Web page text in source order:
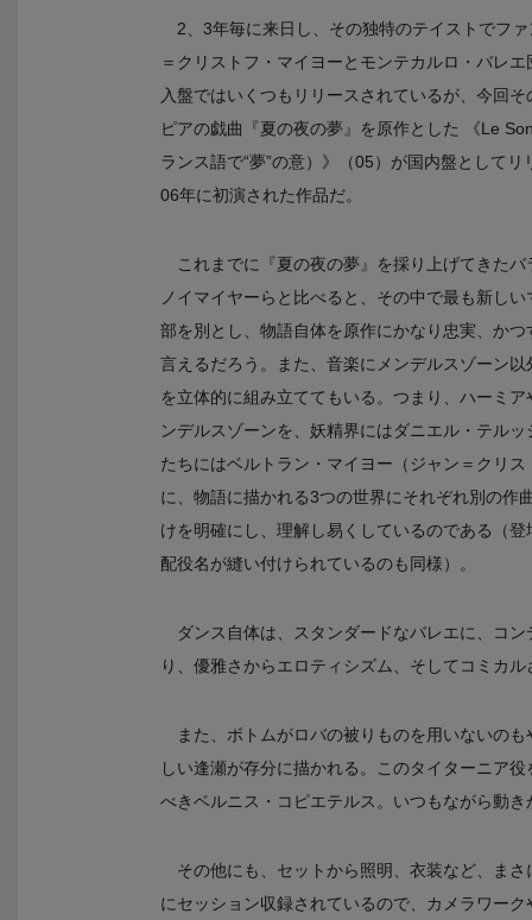
2、3年毎に来日し、その独特のテイストでフ
＝クリストフ・マイヨーとモンテカルロ・バレ
入盤ではいくつもリリースされているが、今回
ピアの戯曲『夏の夜の夢』を原作とした 《Le
ランス語で“夢”の意）》（05）が国内盤として
06年に初演された作品だ。
これまでに『夏の夜の夢』を採り上げてきた
ノイマイヤーらと比べると、その中で最も新し
部を別とし、物語自体を原作にかなり忠実、か
言えるだろう。また、音楽にメンデルスゾーン
を立体的に組み立ててもいる。つまり、ハーミ
ンデルスゾーンを、妖精界にはダニエル・テル
たちにはベルトラン・マイヨー（ジャン＝クリ
に、物語に描かれる3つの世界にそれぞれ別の作
けを明確にし、理解し易くしているのである（
配役名が縫い付けられているのも同様）。
ダンス自体は、スタンダードなバレエに、コ
り、優雅さからエロティシズム、そしてコミカ
また、ボトムがロバの被りものを用いないの
しい逢瀬が存分に描かれる。このタイターニア
べきベルニス・コピエテルス。いつもながら動
その他にも、セットから照明、衣装など、ま
にセッション収録されているので、カメラワー